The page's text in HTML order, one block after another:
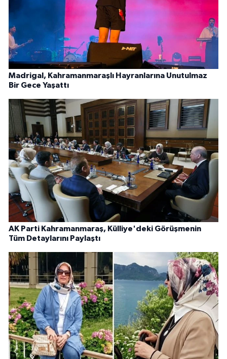
Madrigal, Kahramanmaraşlı Hayranlarına Unutulmaz
Bir Gece Yaşattı
AK Parti Kahramanmaraş, Külliye'deki Görüşmenin
Tüm Detaylarını Paylaştı